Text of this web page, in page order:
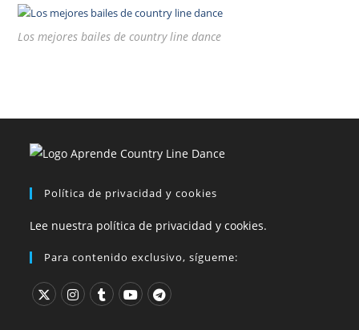
Los mejores bailes de country line dance
Política de privacidad y cookies
Lee nuestra política de privacidad y cookies.
Para contenido exclusivo, sígueme: